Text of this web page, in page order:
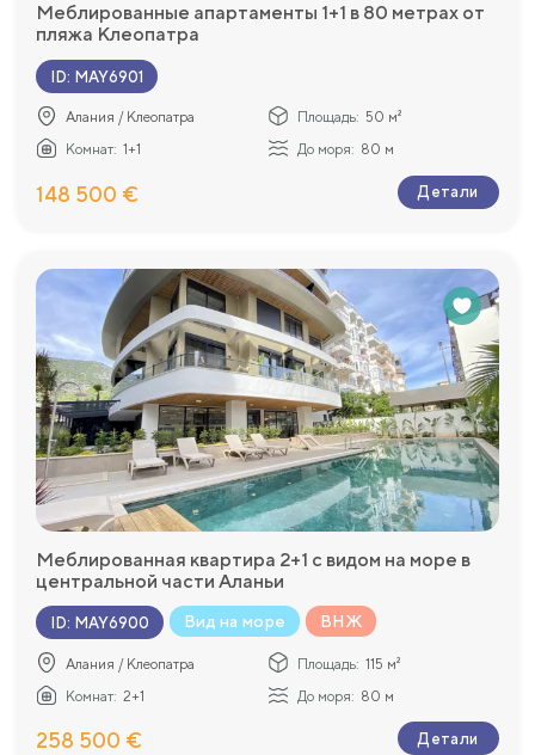
Меблированные апартаменты 1+1 в 80 метрах от
пляжа Клеопатра
ID: MAY6901
Алания / Клеопатра Площадь: 50 м²
Комнат: 1+1 До моря: 80 м
148 500 € Детали
Меблированная квартира 2+1 с видом на море в
центральной части Аланьи
ID: MAY6900 Вид на море ВНЖ
Алания / Клеопатра Площадь: 115 м²
Комнат: 2+1 До моря: 80 м
258 500 € Детали